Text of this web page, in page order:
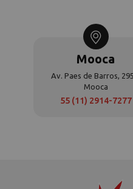
Mooca
Av. Paes de Barros,
Mooca
55 (11) 2914-7277